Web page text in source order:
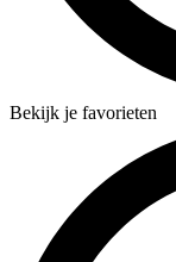
Bekijk je favorieten